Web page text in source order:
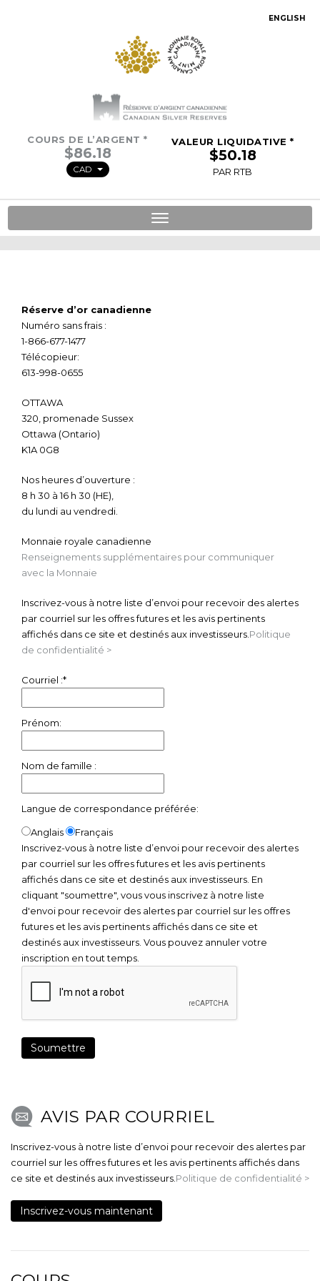
COURS DE L’ARGENT *
CAD
VALEUR LIQUIDATIVE *
PAR RTB
ENGLISH
Toggle
navigation
Réserve d’or canadienne
Numéro sans frais :
1-866-677-1477
Télécopieur:
613-998-0655
OTTAWA
320, promenade Sussex
Ottawa (Ontario)
K1A 0G8
Nos heures d’ouverture :
8 h 30 à 16 h 30 (HE),
du lundi au vendredi.
Monnaie royale canadienne
Renseignements supplémentaires pour communiquer
avec la Monnaie
Inscrivez-vous à notre liste d’envoi pour recevoir des alertes
par courriel sur les offres futures et les avis pertinents
affichés dans ce site et destinés aux investisseurs. Politique
de confidentialité >
Courriel :*
Prénom:
Nom de famille :
Langue de correspondance préférée:
Anglais
Français
Inscrivez-vous à notre liste d’envoi pour recevoir des alertes
par courriel sur les offres futures et les avis pertinents
affichés dans ce site et destinés aux investisseurs. En
cliquant "soumettre", vous vous inscrivez à notre liste
d'envoi pour recevoir des alertes par courriel sur les offres
futures et les avis pertinents affichés dans ce site et
destinés aux investisseurs. Vous pouvez annuler votre
inscription en tout temps.
AVIS PAR COURRIEL
Inscrivez-vous à notre liste d’envoi pour recevoir des alertes par
courriel sur les offres futures et les avis pertinents affichés dans
ce site et destinés aux investisseurs. Politique de confidentialité >
Inscrivez-vous maintenant